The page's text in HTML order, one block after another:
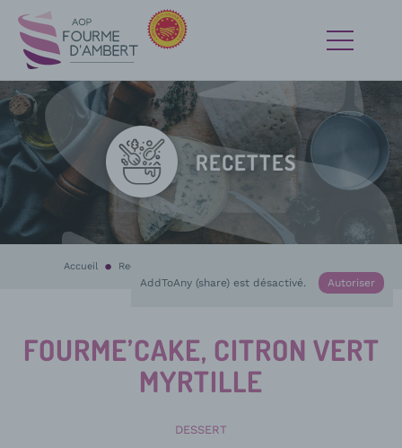
RECETTES
Accueil Recettes
AddToAny (share) est désactivé. Autoriser
FOURME’CAKE, CITRON VERT
MYRTILLE
DESSERT